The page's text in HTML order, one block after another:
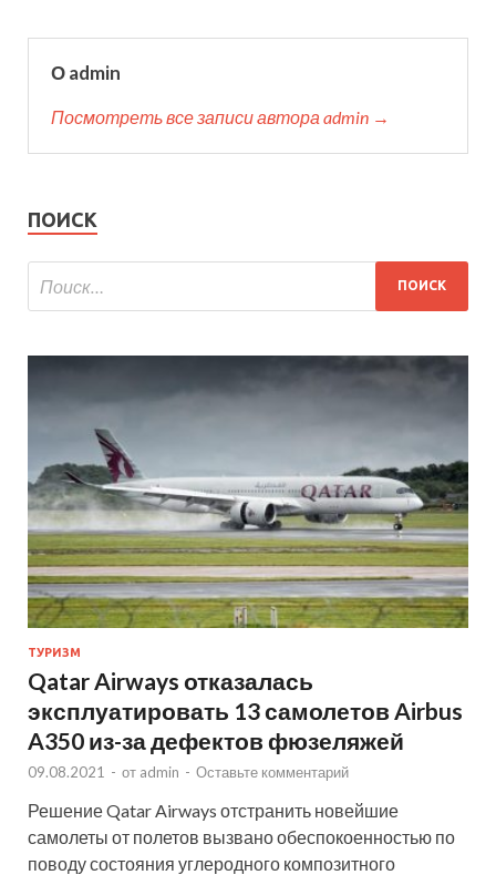
О admin
Посмотреть все записи автора admin →
ПОИСК
ТУРИЗМ
Qatar Airways отказалась
эксплуатировать 13 самолетов Airbus
A350 из-за дефектов фюзеляжей
09.08.2021 - от admin - Оставьте комментарий
Решение Qatar Airways отстранить новейшие
самолеты от полетов вызвано обеспокоенностью по
поводу состояния углеродного композитного